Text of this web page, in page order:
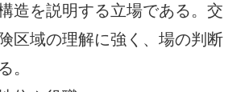
造を説明する立場である。交
区域の理解に強く、場の判断
。